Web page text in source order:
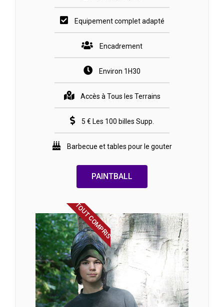
Equipement complet adapté
Encadrement
Environ 1H30
Accès à Tous les Terrains
5 € Les 100 billes Supp.
Barbecue et tables pour le gouter
PAINTBALL
TOUT COMPRIS